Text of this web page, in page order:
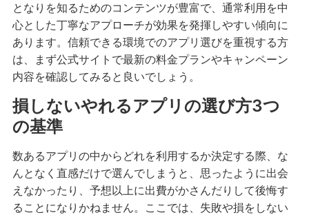
となりを知るためのコンテンツが豊富で、通常利用を中
心とした丁寧なアプローチが効果を発揮しやすい傾向に
あります。信頼できる環境でのアプリ選びを重視する方
は、まず公式サイトで最新の料金プランやキャンペーン
内容を確認してみると良いでしょう。
損しないやれるアプリの選び方3つ
の基準
数あるアプリの中からどれを利用するか決定する際、な
んとなく直感だけで選んでしまうと、思ったように出会
えなかったり、予想以上に出費がかさんだりして後悔す
ることになりかねません。ここでは、失敗や損をしない